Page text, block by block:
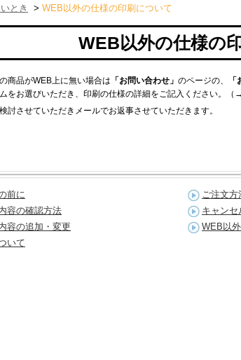
とき > WEB以外の仕様の印刷について
WEB以外の仕様の
商品がWEB上に無い場合は 「お問い合わせ」 のページの、
をお選びいただき、印刷の仕様の詳細をご記入ください。（→
討させていただきメールでお返事させていただきます。
前に
ご注文方
容の確認方法
キャンセ
容の追加・変更
WEB以
いて